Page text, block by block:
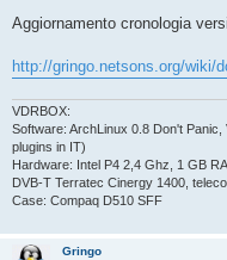
s
s
g
g
o
Aggiornamento cronologia
http://gringo.netsons.org/wiki/
VDRBOX:
Software: ArchLinux 0.8 Don't
plugins in IT)
Hardware: Intel P4 2,4 Ghz, 1 GB
DVB-T Terratec Cinergy 1400,
Case: Compaq D510 SFF
Gringo